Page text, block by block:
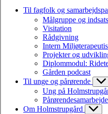
Til fagfolk og
Målgruppe og indsats
Visitation
Rådgivning
Intern
Projekter og
Diplommodul:
Gården podcast
Til unge og pårørende
Ung på
Pårørendesamarbejde
Om Holmstrupgård